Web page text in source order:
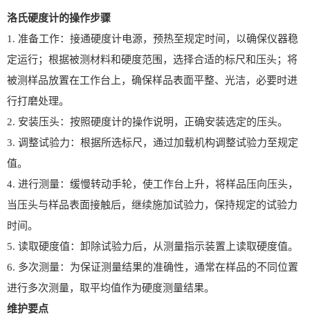
洛氏硬度计的操作步骤
1. 准备工作：接通硬度计电源，预热至规定时间，以确保仪器稳
定运行；根据被测材料和硬度范围，选择合适的标尺和压头；将
被测样品放置在工作台上，确保样品表面平整、光洁，必要时进
行打磨处理。
2. 安装压头：按照硬度计的操作说明，正确安装选定的压头。
3. 调整试验力：根据所选标尺，通过加载机构调整试验力至规定
值。
4. 进行测量：缓慢转动手轮，使工作台上升，将样品压向压头，
当压头与样品表面接触后，继续施加试验力，保持规定的试验力
时间。
5. 读取硬度值：卸除试验力后，从测量指示装置上读取硬度值。
6. 多次测量：为保证测量结果的准确性，通常在样品的不同位置
进行多次测量，取平均值作为硬度测量结果。
维护要点
扫描微信二维码 X